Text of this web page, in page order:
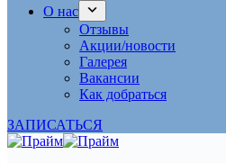
О нас
Отзывы
Акции/новости
Галерея
Вакансии
Как добраться
ЗАПИСАТЬСЯ